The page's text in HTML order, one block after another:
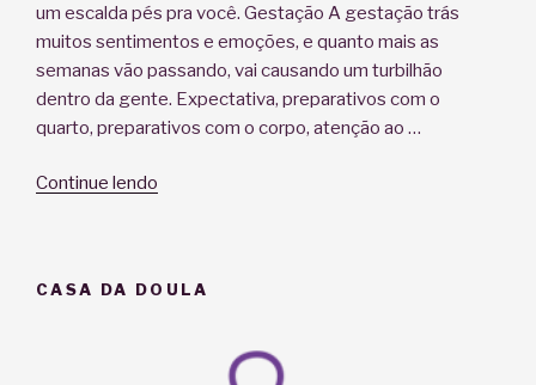
um escalda pés pra você. Gestação A gestação trás
muitos sentimentos e emoções, e quanto mais as
semanas vão passando, vai causando um turbilhão
dentro da gente. Expectativa, preparativos com o
quarto, preparativos com o corpo, atenção ao …
Continue lendo
CASA DA DOULA